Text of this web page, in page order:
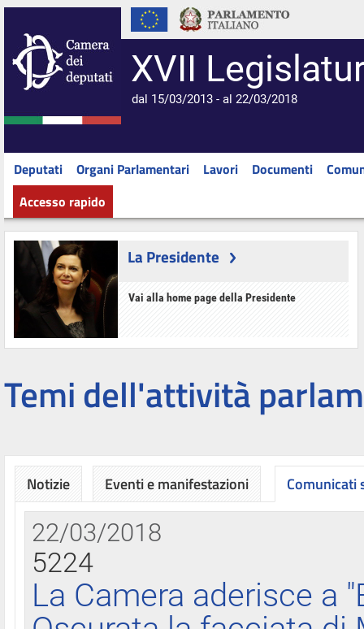
XVII
dal 15/03/2013 - al 22/03/2018
Deputati Organi Parlamentari Lavori Documenti
Accesso rapido
La Presidente
Vai alla home page della Presidente
Temi dell'attività
Notizie Eventi e manifestazioni Comunicati
22/03/2018
5224
La Camera aderisce a